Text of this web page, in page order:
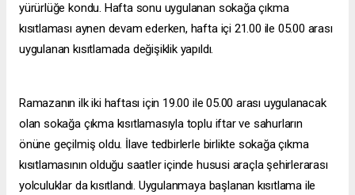
yürürlüğe kondu. Hafta sonu uygulanan sokağa çıkma
kısıtlaması aynen devam ederken, hafta içi 21.00 ile 05.00 arası
uygulanan kısıtlamada değişiklik yapıldı.
Ramazanın ilk iki haftası için 19.00 ile 05.00 arası uygulanacak
olan sokağa çıkma kısıtlamasıyla toplu iftar ve sahurların
önüne geçilmiş oldu. İlave tedbirlerle birlikte sokağa çıkma
kısıtlamasının olduğu saatler içinde hususi araçla şehirlerarası
yolculuklar da kısıtlandı. Uygulanmaya başlanan kısıtlama ile